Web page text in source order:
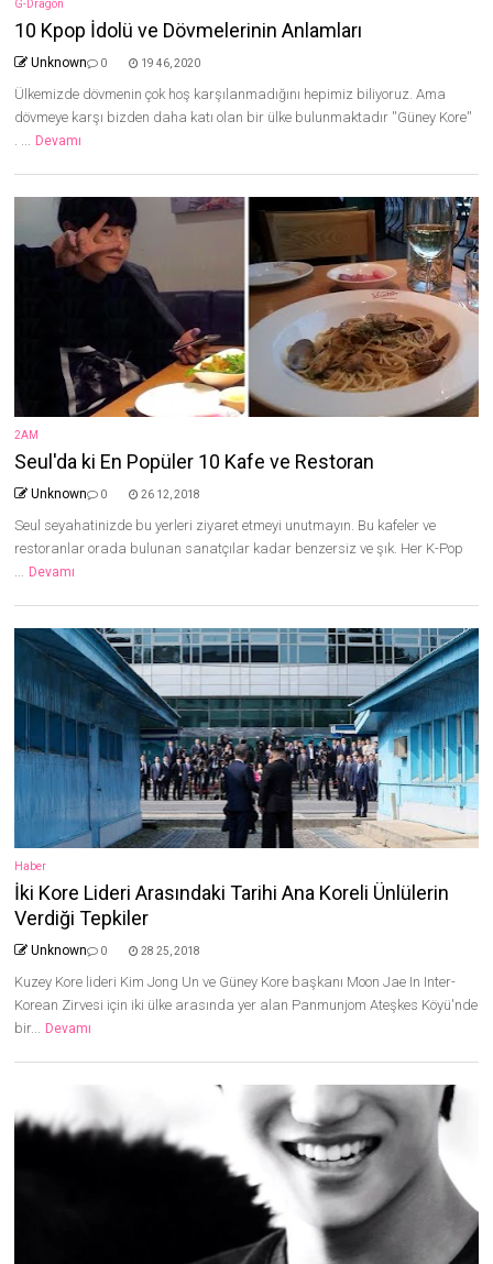
G-Dragon
10 Kpop İdolü ve Dövmelerinin Anlamları
Unknown 0 19 46, 2020
Ülkemizde dövmenin çok hoş karşılanmadığını hepimiz biliyoruz. Ama
dövmeye karşı bizden daha katı olan bir ülke bulunmaktadır ''Güney Kore''
. ... Devamı
2AM
Seul'da ki En Popüler 10 Kafe ve Restoran
Unknown 0 26 12, 2018
Seul seyahatinizde bu yerleri ziyaret etmeyi unutmayın. Bu kafeler ve
restoranlar orada bulunan sanatçılar kadar benzersiz ve şık. Her K-Pop
... Devamı
Haber
İki Kore Lideri Arasındaki Tarihi Ana Koreli Ünlülerin
Verdiği Tepkiler
Unknown 0 28 25, 2018
Kuzey Kore lideri Kim Jong Un ve Güney Kore başkanı Moon Jae In Inter-
Korean Zirvesi için iki ülke arasında yer alan Panmunjom Ateşkes Köyü'nde
bir... Devamı